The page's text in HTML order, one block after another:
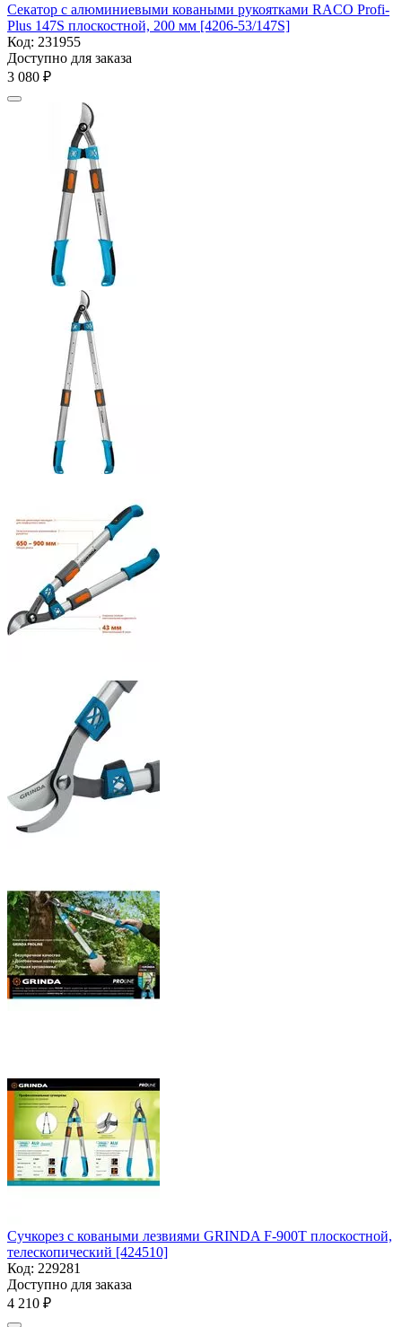
Секатор с алюминиевыми коваными рукоятками RACO Profi-
Plus 147S плоскостной, 200 мм [4206-53/147S]
Код: 231955
Доступно для заказа
3 080 ₽
Сучкорез с коваными лезвиями GRINDA F-900T плоскостной,
телескопический [424510]
Код: 229281
Доступно для заказа
4 210 ₽